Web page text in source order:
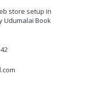
store setup in
Udumalai Book